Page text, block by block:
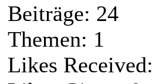
Beiträge: 24
Themen: 1
Likes Received: